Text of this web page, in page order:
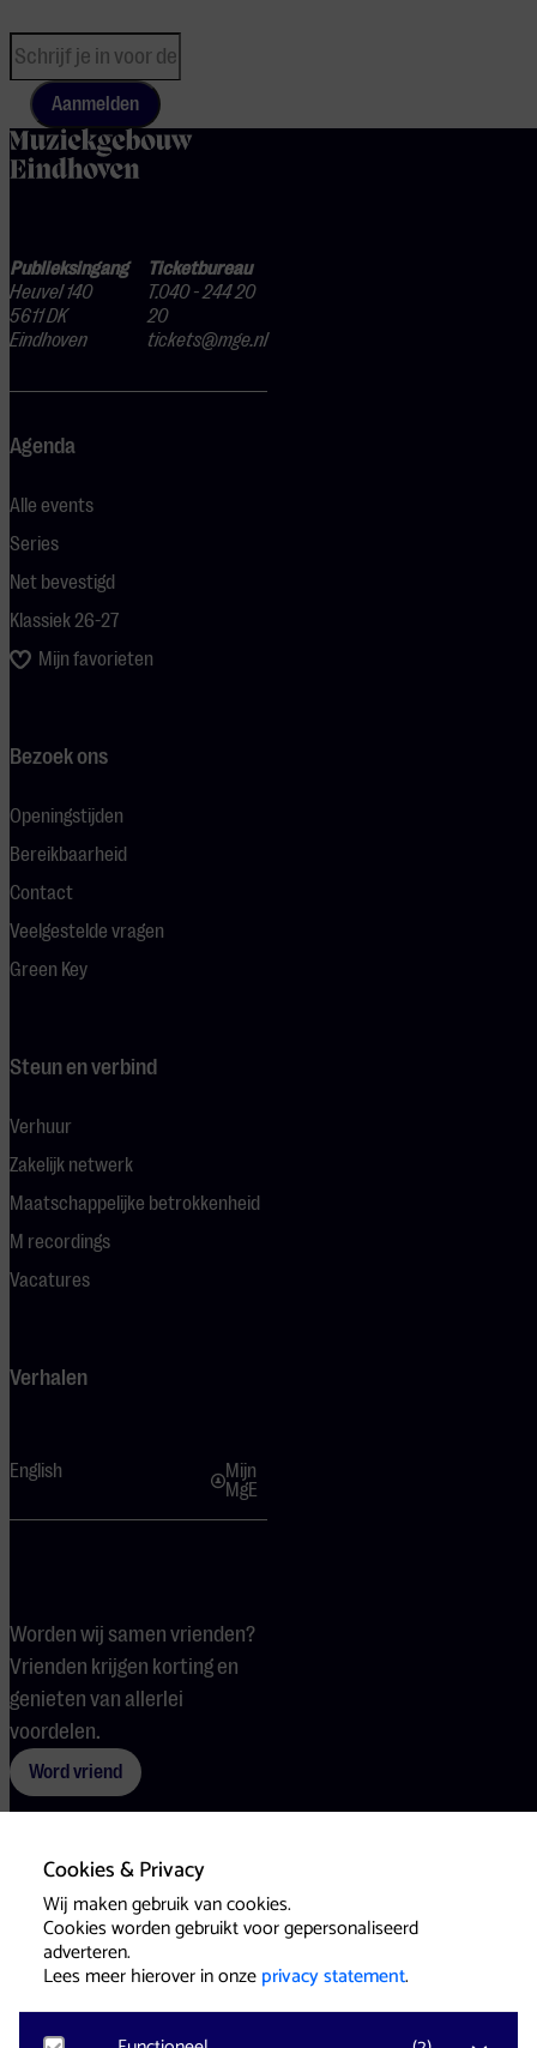
Cookies & Privacy
Wij maken gebruik van cookies.
Cookies worden gebruikt voor gepersonaliseerd
adverteren.
Lees meer hierover in onzeprivacy statement.
Aanmelden
Publieksingang
Heuvel 140
5611 DK
Eindhoven
Ticketbureau
T.040 - 244 20
20
tickets@mge.nl
Agenda
Alle events
Series
Net bevestigd
Klassiek 26-27
Mijn favorieten
Bezoek ons
Openingstijden
Bereikbaarheid
Contact
Veelgestelde vragen
Green Key
Steun en verbind
Verhuur
Zakelijk netwerk
Maatschappelijke betrokkenheid
M recordings
Vacatures
Verhalen
English
Mijn
MgE
Worden wij samen vrienden?
Vrienden krijgen korting en
genieten van allerlei
voordelen.
Word vriend
Voorwaarden CookiesPers